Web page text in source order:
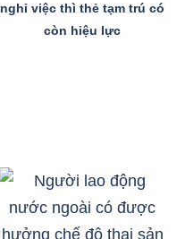
nghỉ việc thì thẻ tạm trú có
còn hiệu lực